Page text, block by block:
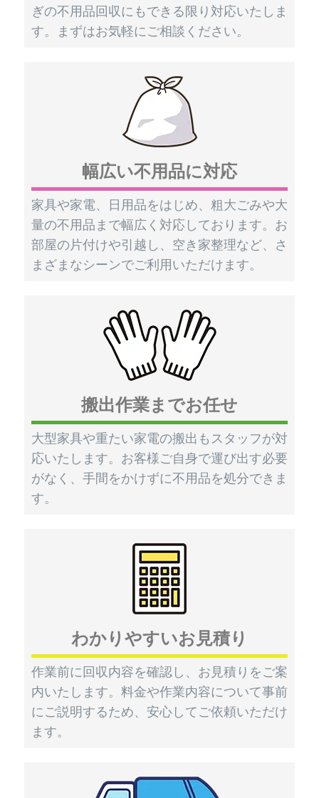
ぎの不用品回収にもできる限り対応いたしま
す。まずはお気軽にご相談ください。
幅広い不用品に対応
家具や家電、日用品をはじめ、粗大ごみや大
量の不用品まで幅広く対応しております。お
部屋の片付けや引越し、空き家整理など、さ
まざまなシーンでご利用いただけます。
搬出作業までお任せ
大型家具や重たい家電の搬出もスタッフが対
応いたします。お客様ご自身で運び出す必要
がなく、手間をかけずに不用品を処分できま
す。
わかりやすいお見積り
作業前に回収内容を確認し、お見積りをご案
内いたします。料金や作業内容について事前
にご説明するため、安心してご依頼いただけ
ます。